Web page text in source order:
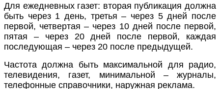
Для ежедневных газет: вторая публикация должна
быть через 1 день, третья – через 5 дней после
первой, четвертая – через 10 дней после первой,
пятая – через 20 дней после первой, каждая
последующая – через 20 после предыдущей.
Частота должна быть максимальной для радио,
телевидения, газет, минимальной – журналы,
телефонные справочники, наружная реклама.